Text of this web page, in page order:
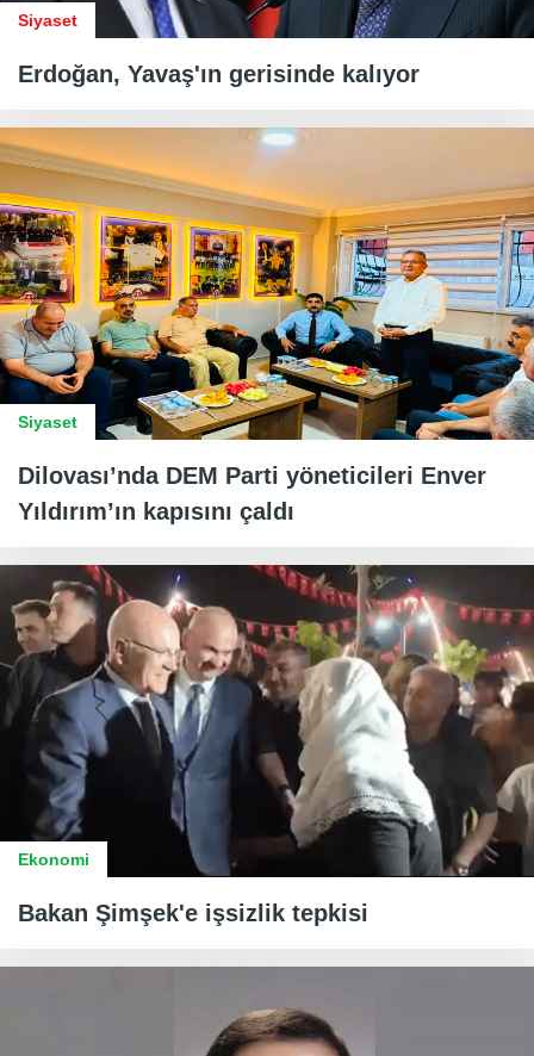
Siyaset
Erdoğan, Yavaş'ın gerisinde kalıyor
Siyaset
Dilovası’nda DEM Parti yöneticileri Enver
Yıldırım’ın kapısını çaldı
Ekonomi
Bakan Şimşek'e işsizlik tepkisi